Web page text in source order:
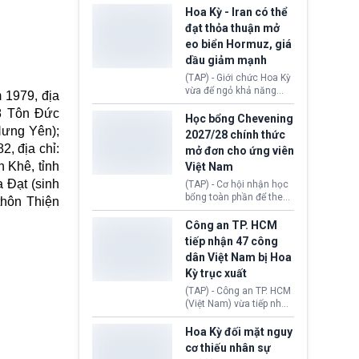
1979, địa
Tôn Đức
Yên);
địa chỉ:
Khê, tỉnh
Đạt (sinh
Thiện
Định cư EU (EU
Settlement Scheme -
EUSS) sau khi xác định
có trường hợp được cấp
quy chế cư trú hậu
Brexit “do nhầm lẫn”.
Động thái này làm dấy
lên lo ngại về việc thực
thi Thỏa thuận Rút khỏi
Liên minh châu Âu
(Withdrawal
Agreement).
Hoa Kỳ - Iran có thể
đạt thỏa thuận mở
eo biển Hormuz, giá
dầu giảm mạnh
(TAP) - Giới chức Hoa Kỳ
vừa để ngỏ khả năng
sớm đạt thỏa thuận với
Iran nhằm mở lại eo biển
Hormuz, mở đường cho
việc khôi phục hoạt
động hàng hải. Những
tín hiệu ngoại giao tích
cực này lập tức tác động
đến thị trường năng
lượng, kéo giá dầu thế
giới lùi sâu xuống dưới
mức 80 USD/thùng.
Học bổng Chevening
2027/28 chính thức
mở đơn cho ứng viên
Việt Nam
(TAP) - Cơ hội nhận học
bổng toàn phần để theo
học chương trình thạc sĩ
tại Vương quốc Anh đã
chính thức quay trở lại.
Học bổng Chevening
2027/28 của Chính phủ
Anh vừa mở cổng ứng
tuyển dành riêng ứng
viên Việt Nam, hỗ trợ
toàn bộ chi phí học tập
cùng nhiều quyền lợi
trong suốt một năm
học.
Công an TP. HCM
tiếp nhận 47 công
dân Việt Nam bị Hoa
Kỳ trục xuất
(TAP) - Công an TP. HCM
(Việt Nam) vừa tiếp nhận
47 công dân Việt Nam bị
Hoa Kỳ trục xuất về
nước. Đây là đợt có số
lượng lớn nhất từ đầu
Hoa Kỳ đối mặt nguy
cơ thiếu nhân sự